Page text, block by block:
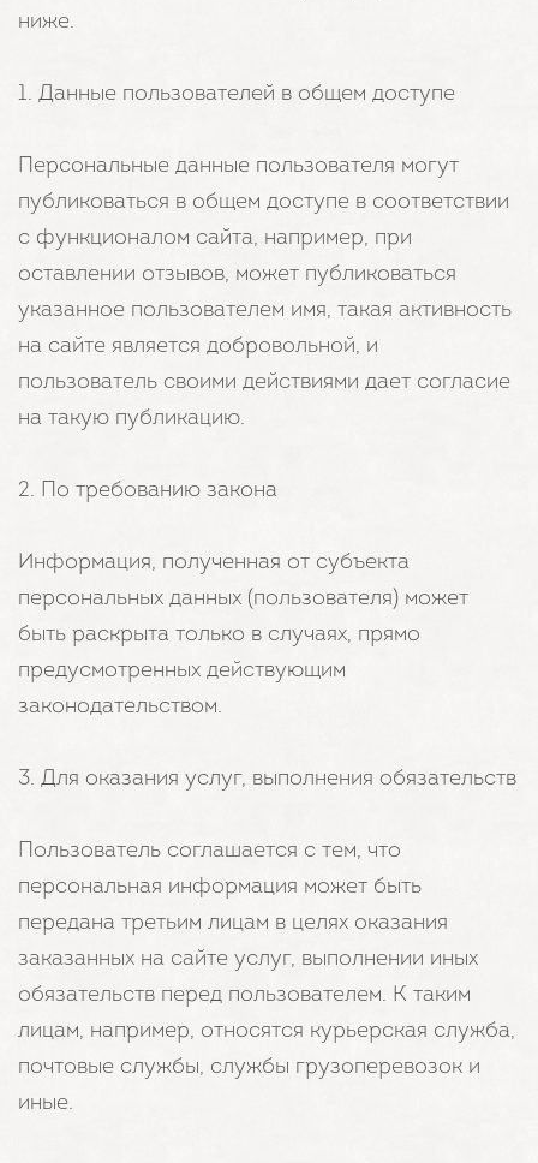
ниже.
1. Данные пользователей в общем доступе
Персональные данные пользователя могут
публиковаться в общем доступе в соответствии
с функционалом сайта, например, при
оставлении отзывов, может публиковаться
указанное пользователем имя, такая активность
на сайте является добровольной, и
пользователь своими действиями дает согласие
на такую публикацию.
2. По требованию закона
Информация, полученная от субъекта
персональных данных (пользователя) может
быть раскрыта только в случаях, прямо
предусмотренных действующим
законодательством.
3. Для оказания услуг, выполнения обязательств
Пользователь соглашается с тем, что
персональная информация может быть
передана третьим лицам в целях оказания
заказанных на сайте услуг, выполнении иных
обязательств перед пользователем. К таким
лицам, например, относятся курьерская служба,
почтовые службы, службы грузоперевозок и
иные.